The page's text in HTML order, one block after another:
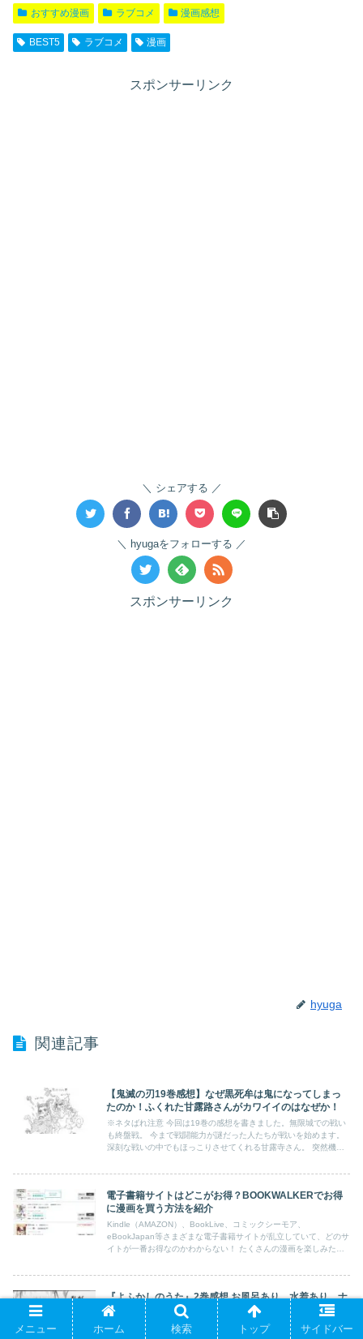
おすすめ漫画 ラブコメ 漫画感想
BEST5 ラブコメ 漫画
スポンサーリンク
シェアする
hyugaをフォローする
スポンサーリンク
hyuga
関連記事
【鬼滅の刃19巻感想】なぜ黒死牟は鬼になってしまっ
たのか！ふくれた甘露路さんがカワイイのはなぜか！
※ネタばれ注意 今回は19巻の感想を書きました。無限城での戦い
も終盤戦。 今まで戦闘能力が謎だった人たちが戦いを始めます。
深刻な戦いの中でもほっこりさせてくれる甘露寺さん。 突然機動
電子書籍サイトはどこがお得？BOOKWALKERでお得
に漫画を買う方法を紹介
Kindle（AMAZON）、BookLive、コミックシーモア、
eBookJapan等さまざまな電子書籍サイトが乱立していて、どのサ
イトが一番お得なのかわからない！ たくさんの漫画を楽しみたい
で圧倒的にお得、かつ便利なBOOK☆WALKERを紹介いたしま
す。
『よふかしのうた』2巻感想 お風呂あり、水着あり、ナ
ースあり。クソバイブスあがるやん・・・・！！
『よふかしのうた』2巻も最高でした。クソバイブス上がります。
メニュー ホーム 検索 トップ サイドバー